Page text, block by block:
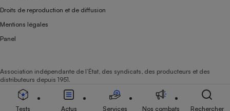
Droits de reproduction et de diffusion
Mentions légales
Panel
Association indépendante de l’État, des syndicats, des producteurs et des
distributeurs depuis 1951.
Tests Actus Services Nos combats Rechercher